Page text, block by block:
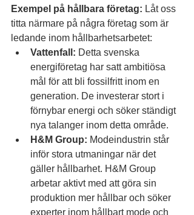
Exempel på hållbara företag: Låt oss
titta närmare på några företag som är
ledande inom hållbarhetsarbetet:
Vattenfall: Detta svenska
energiföretag har satt ambitiösa
mål för att bli fossilfritt inom en
generation. De investerar stort i
förnybar energi och söker ständigt
nya talanger inom detta område.
H&M Group: Modeindustrin står
inför stora utmaningar när det
gäller hållbarhet. H&M Group
arbetar aktivt med att göra sin
produktion mer hållbar och söker
experter inom hållbart mode och